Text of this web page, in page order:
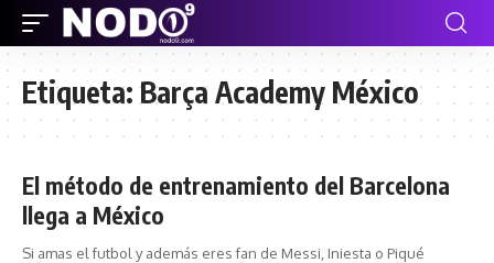
Etiqueta:Barça Academy México
El método de entrenamiento del Barcelona
llega a México
Si amas el futbol y además eres fan de Messi, Iniesta o Piqué